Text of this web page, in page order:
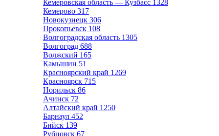
Кемеровская область — Кузбасс 1328
Кемерово 317
Новокузнецк 306
Прокопьевск 108
Волгоградская область 1305
Волгоград 688
Волжский 165
Камышин 51
Красноярский край 1269
Красноярск 715
Норильск 86
Ачинск 72
Алтайский край 1250
Барнаул 452
Бийск 139
Рубцовск 67